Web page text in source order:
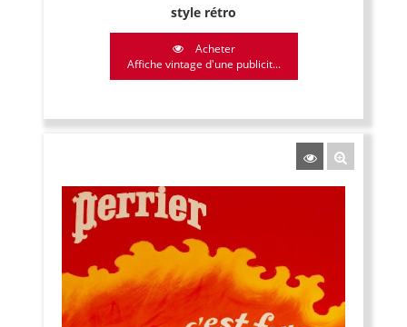
style rétro
Acheter
Affiche vintage d'une publicit...